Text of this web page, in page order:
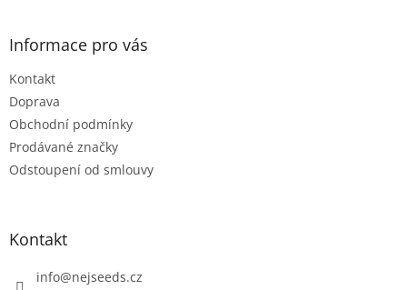
Informace pro vás
Kontakt
Doprava
Obchodní podmínky
Prodávané značky
Odstoupení od smlouvy
Kontakt
info@nejseeds.cz